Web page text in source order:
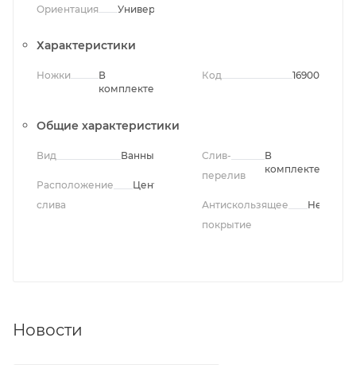
Ориентация Универсальная
Характеристики
Ножки
В
комплекте
Код 16900
Общие характеристики
Вид Ванны
Расположение
слива
Центральное
Слив-
перелив
В
комплекте
Антискользящее
покрытие
Нет
Новости